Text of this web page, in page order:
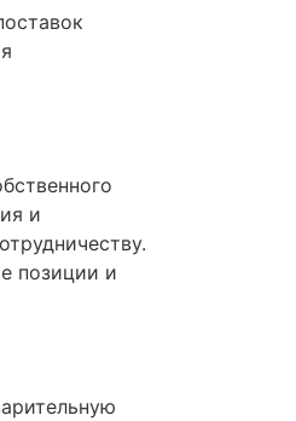
и
позиции и